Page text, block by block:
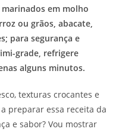
em molho
ou grãos, abacate,
para segurança e
grade, refrigere
alguns minutos.
texturas crocantes e
preparar essa receita da
e sabor? Vou mostrar